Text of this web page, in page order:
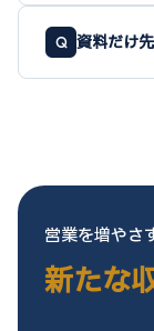
Q 資料だけ
営業を増やさ
新たな